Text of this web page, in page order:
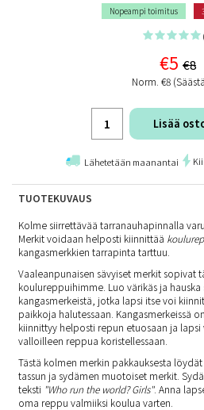
Nopeampi toimitus
€5 €8
Norm. €8
Lisää
Lähetetään maanantai
TUOTEKUVAUS
Kolme siirrettävää tarranauhapinnalla
Merkit voidaan helposti kiinnittää
kangasmerkkien tarrapinta tarttuu.
Vaaleanpunaisen sävyiset merkit sopivat
koulureppuihimme. Luo värikäs ja
kangasmerkeistä, jotka lapsi itse voi
paikkoja halutessaan. Kangasmerkeissä
kiinnittyy helposti repun etuosaan ja
valloilleen reppua koristellessaan.
Tästä kolmen merkin pakkauksesta
tassun ja sydämen muotoiset merkit.
teksti "Who run the world? Girls". Anna
oma reppu valmiiksi koulua varten.